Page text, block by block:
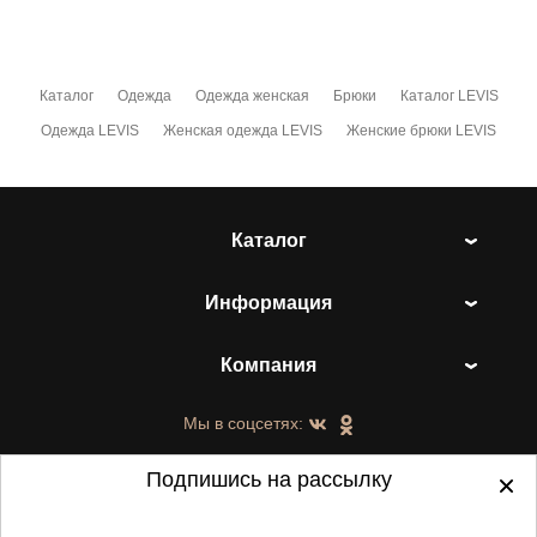
Каталог Одежда Одежда женская Брюки Каталог LEVIS
Одежда LEVIS Женская одежда LEVIS Женские брюки LEVIS
Каталог
Информация
Компания
Мы в соцсетях:
Подпишись на рассылку